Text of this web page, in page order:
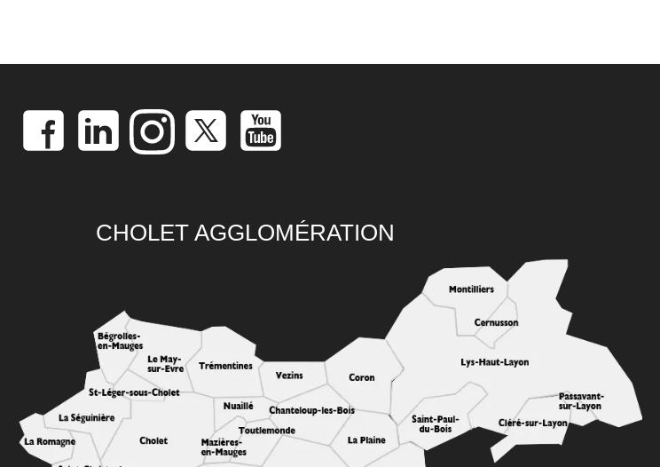
CHOLET AGGLOMÉRATION